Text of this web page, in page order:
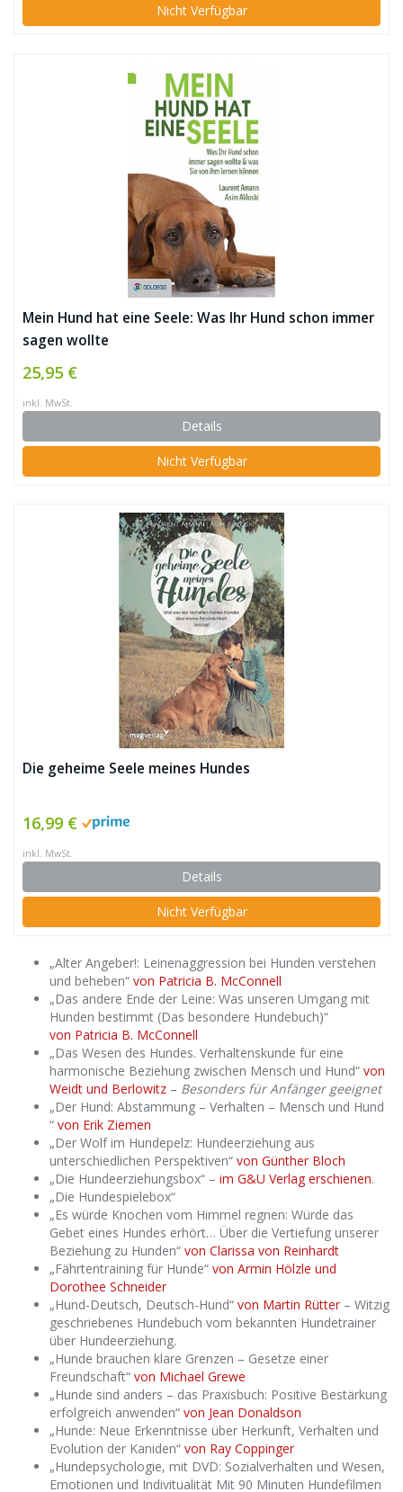
Nicht Verfügbar
Mein Hund hat eine Seele: Was Ihr Hund schon immer
sagen wollte
25,95 €
inkl. MwSt.
Details
Nicht Verfügbar
Die geheime Seele meines Hundes
16,99 €
inkl. MwSt.
Details
Nicht Verfügbar
„Alter Angeber!: Leinenaggression bei Hunden verstehen
und beheben“ von Patricia B. McConnell
„Das andere Ende der Leine: Was unseren Umgang mit
Hunden bestimmt (Das besondere Hundebuch)“
von Patricia B. McConnell
„Das Wesen des Hundes. Verhaltenskunde für eine
harmonische Beziehung zwischen Mensch und Hund“ von
Weidt und Berlowitz – Besonders für Anfänger geeignet
„Der Hund: Abstammung – Verhalten – Mensch und Hund
“ von Erik Ziemen
„Der Wolf im Hundepelz: Hundeerziehung aus
unterschiedlichen Perspektiven“ von Günther Bloch
„Die Hundeerziehungsbox“ – im G&U Verlag erschienen.
„Die Hundespielebox“
„Es würde Knochen vom Himmel regnen: Würde das
Gebet eines Hundes erhört… Über die Vertiefung unserer
Beziehung zu Hunden“ von Clarissa von Reinhardt
„Fährtentraining für Hunde“ von Armin Hölzle und
Dorothee Schneider
„Hund-Deutsch, Deutsch-Hund“ von Martin Rütter – Witzig
geschriebenes Hundebuch vom bekannten Hundetrainer
über Hundeerziehung.
„Hunde brauchen klare Grenzen – Gesetze einer
Freundschaft“ von Michael Grewe
„Hunde sind anders – das Praxisbuch: Positive Bestärkung
erfolgreich anwenden“ von Jean Donaldson
„Hunde: Neue Erkenntnisse über Herkunft, Verhalten und
Evolution der Kaniden“ von Ray Coppinger
„Hundepsychologie, mit DVD: Sozialverhalten und Wesen,
Emotionen und Indivitualität Mit 90 Minuten Hundefilmen